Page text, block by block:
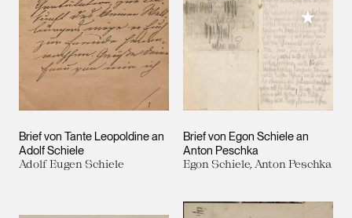
Brief von Tante Leopoldine an
Adolf Schiele
Adolf Eugen Schiele
Brief von Egon Schiele an
Anton Peschka
Egon Schiele, Anton Peschka
Meiner